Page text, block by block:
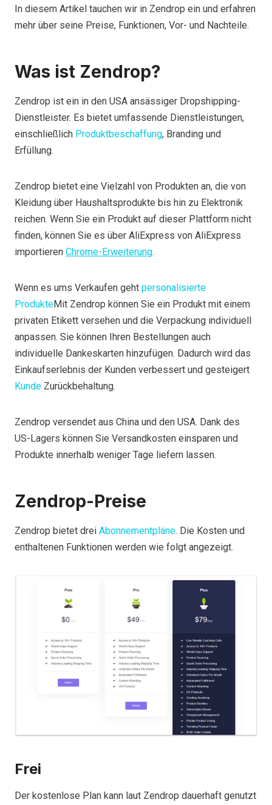
In diesem Artikel tauchen wir in Zendrop ein und erfahren
mehr über seine Preise, Funktionen, Vor- und Nachteile.
Was ist Zendrop?
Zendrop ist ein in den USA ansässiger Dropshipping-
Dienstleister. Es bietet umfassende Dienstleistungen,
einschließlich Produktbeschaffung, Branding und
Erfüllung.
Zendrop bietet eine Vielzahl von Produkten an, die von
Kleidung über Haushaltsprodukte bis hin zu Elektronik
reichen. Wenn Sie ein Produkt auf dieser Plattform nicht
finden, können Sie es über AliExpress von AliExpress
importieren Chrome-Erweiterung.
Wenn es ums Verkaufen geht personalisierte
ProdukteMit Zendrop können Sie ein Produkt mit einem
privaten Etikett versehen und die Verpackung individuell
anpassen. Sie können Ihren Bestellungen auch
individuelle Dankeskarten hinzufügen. Dadurch wird das
Einkaufserlebnis der Kunden verbessert und gesteigert
Kunde Zurückbehaltung.
Zendrop versendet aus China und den USA. Dank des
US-Lagers können Sie Versandkosten einsparen und
Produkte innerhalb weniger Tage liefern lassen.
Zendrop-Preise
Zendrop bietet drei Abonnementpläne. Die Kosten und
enthaltenen Funktionen werden wie folgt angezeigt.
Frei
Der kostenlose Plan kann laut Zendrop dauerhaft genutzt